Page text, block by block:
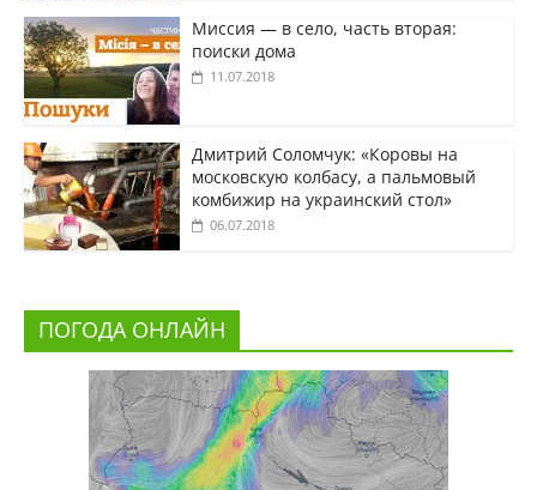
Миссия — в село, часть вторая:
поиски дома
11.07.2018
Дмитрий Соломчук: «Коровы на
московскую колбасу, а пальмовый
комбижир на украинский стол»
06.07.2018
ПОГОДА ОНЛАЙН